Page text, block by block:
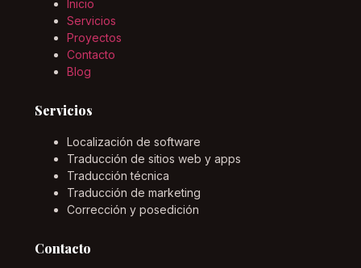
Inicio
Servicios
Proyectos
Contacto
Blog
Servicios
Localización de software
Traducción de sitios web y apps
Traducción técnica
Traducción de marketing
Corrección y posedición
Contacto